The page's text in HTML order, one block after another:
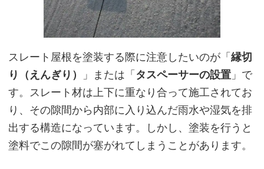
スレート屋根を塗装する際に注意したいのが「縁切
り（えんぎり）
」または「タスペーサーの設置 」で
す。スレート材は上下に重なり合って施工されてお
り、その隙間から内部に入り込んだ雨水や湿気を排
出する構造になっています。しかし、塗装を行うと
塗料でこの隙間が塞がれてしまうことがあります。